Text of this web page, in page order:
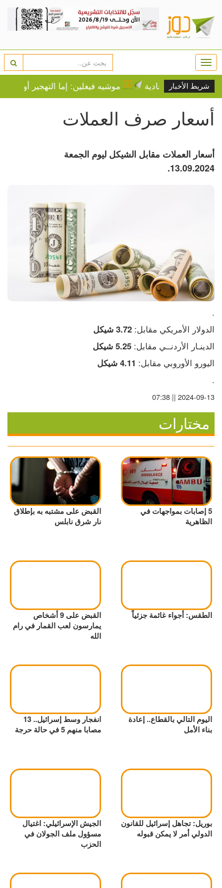
شريط الأخبار
صيفية عادية موشيه فيغلين: إما التهجير أو الموت
أسعار صرف العملات
أسعار العملات مقابل الشيكل ليوم الجمعة
13.09.2024.
.
الدولار الأمريكي مقابل:
شيكل
الدينـار الأردنــي مقابل: 5.25 شيكل
اليورو الأوروبي مقابل: 4.11 شيكل
.
2024-09-13 || 07:38
مختارات
5 إصابات بمواجهات في
الظاهرية
القبض على مشتبه به بإطلاق
نار شرق نابلس
الطقس: أجواء غائمة جزئياً
القبض على 9 أشخاص
يمارسون لعب القمار في رام
الله
اليوم التالي بالقطاع.. إعادة
بناء الأمل
انفجار وسط إسرائيل.. 13
مصابا منهم 5 في حالة حرجة
بوريل: تجاهل إسرائيل للقانون
الدولي أمر لا يمكن قبوله
الجيش الإسرائيلي: اغتيال
مسؤول ملف الجولان في
الحزب